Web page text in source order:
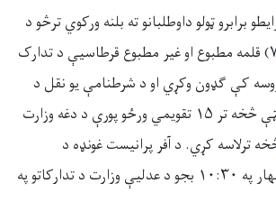
برابرو ټولو داوطلبانو ته بلنه ورکوي ترڅو د
وزارت د اړتیا وړ د (۷۹) قلمه مطبوع او غیر مطبوع قرطاسیې د تدارک
کې ګډون وکړي او د شرطنامې یو نقل د
اعلان د خپریدو له نېټې څخه تر ۱۵ تقویمي ورځو پورې د دغه وزارت
ترلاسه کړي. د آفر پرانیست غونډه د
۱۴۰۵/۴/۸ نېټه د سهار په ۱۰:۳۰ بجو د عدليې وزارت د تدارکاتو په